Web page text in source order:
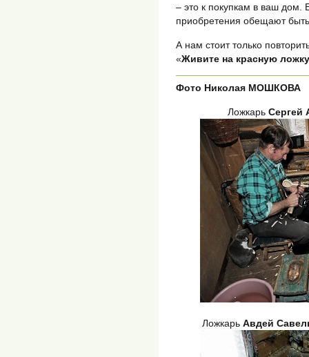
– это к покупкам в ваш дом.
приобретения обещают
А нам стоит только
«Живите на красную
Фото Николая МОШКОВА
Ложкарь Сергей
Ложкарь Авдей